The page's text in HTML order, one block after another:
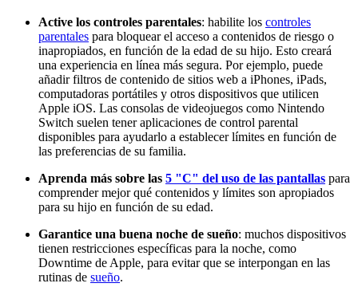
Active los controles parentales: habilite los controles
parentales para bloquear el acceso a contenidos de riesgo o
inapropiados, en función de la edad de su hijo. Esto creará
una experiencia en línea más segura. Por ejemplo, puede
añadir filtros de contenido de sitios web a iPhones, iPads,
computadoras portátiles y otros dispositivos que utilicen
Apple iOS. Las consolas de videojuegos como Nintendo
Switch suelen tener aplicaciones de control parental
disponibles para ayudarlo a establecer límites en función de
las preferencias de su familia.
Aprenda más sobre las 5 "C" del uso de las pantallas para
comprender mejor qué contenidos y límites son apropiados
para su hijo en función de su edad.
Garantice una buena noche de sueño: muchos dispositivos
tienen restricciones específicas para la noche, como
Downtime de Apple, para evitar que se interpongan en las
rutinas de sueño.